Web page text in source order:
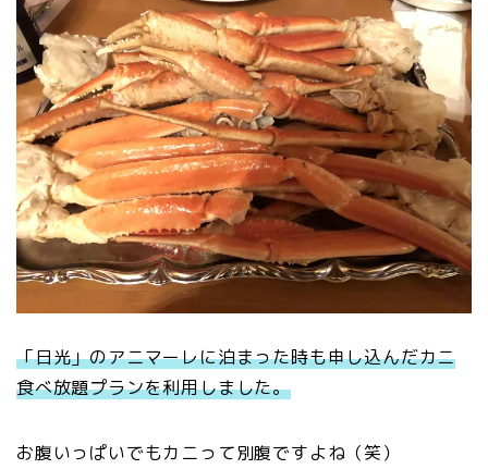
「日光」のアニマーレに泊まった時も申し込んだカニ
食べ放題プランを利用しました。
お腹いっぱいでもカニって別腹ですよね（笑）